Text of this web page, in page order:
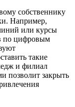
собственнику
Например,
или курсы
по цифровым
такие
и филиал
позволит закрыть